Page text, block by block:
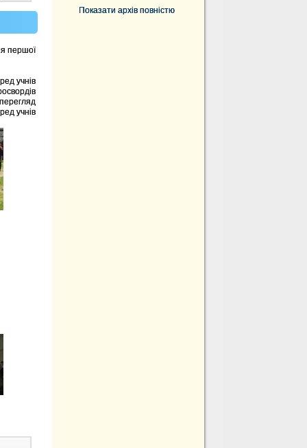
Показати архів повністю
першої
учнів
учнів